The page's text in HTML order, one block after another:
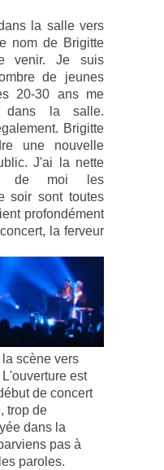
la salle vers
nom de Brigitte
venir. Je suis
de jeunes
20-30 ans me
dans la salle.
Brigitte
une nouvelle
J'ai la nette
de moi les
soir sont toutes
profondément
la ferveur
scène vers
est
de concert
trop de
dans la
pas à
paroles.